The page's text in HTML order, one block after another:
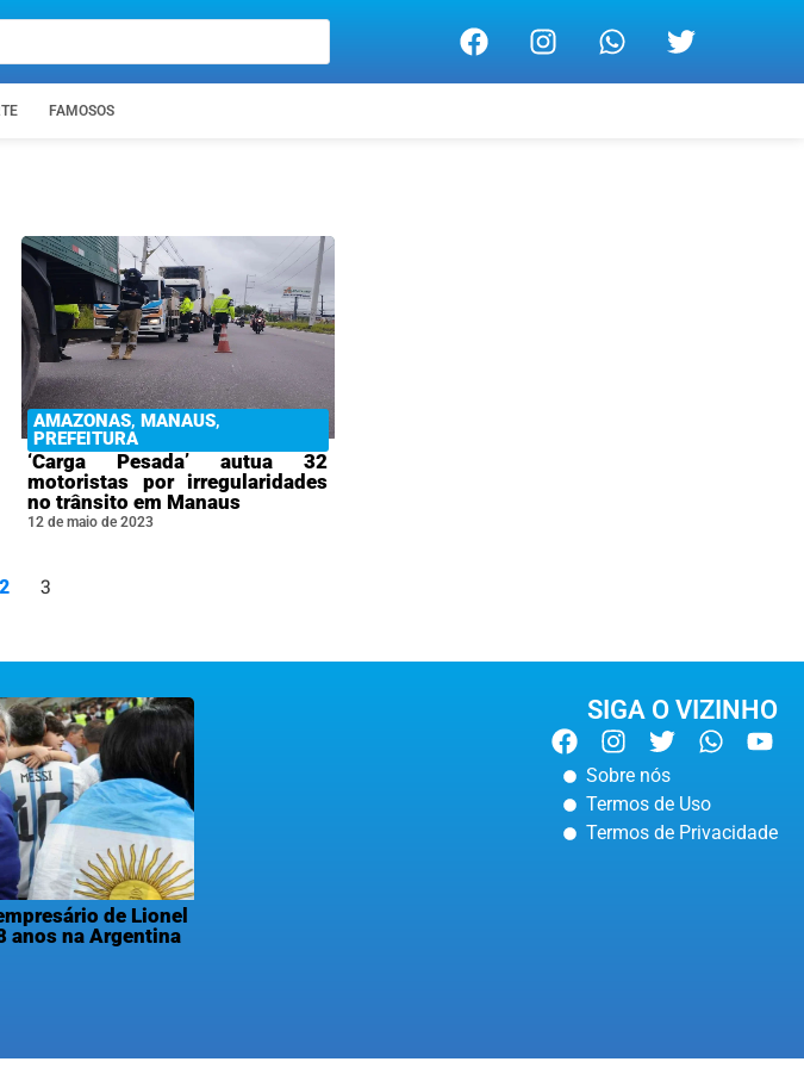
FAMOSOS
AMAZONAS, MANAUS,
PREFEITURA
‘Carga Pesada’ autua 32
motoristas por irregularidades
no trânsito em Manaus
12 de maio de 2023
2 3
de Lionel
anos na Argentina
SIGA O VIZINHO
Sobre nós
Termos de Uso
Termos de Privacidade